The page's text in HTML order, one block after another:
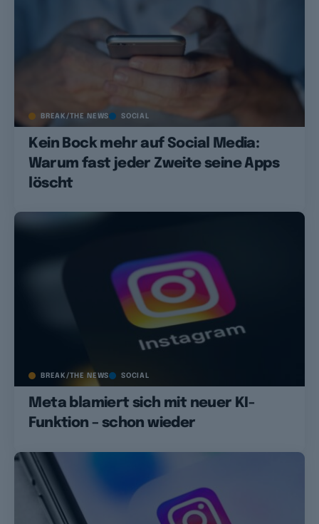
BREAK/THE NEWS SOCIAL
Kein Bock mehr auf Social Media:
Warum fast jeder Zweite seine Apps
löscht
BREAK/THE NEWS SOCIAL
Meta blamiert sich mit neuer KI-
Funktion – schon wieder